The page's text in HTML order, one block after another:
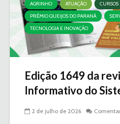
AGRINHO ATUAÇÃO CURSOS
PRÊMIO QUEIJOS DO PARANÁ
TECNOLOGIA E INOVAÇÃO
Edição 1649 da
Informativo do
2 de julho de 2026